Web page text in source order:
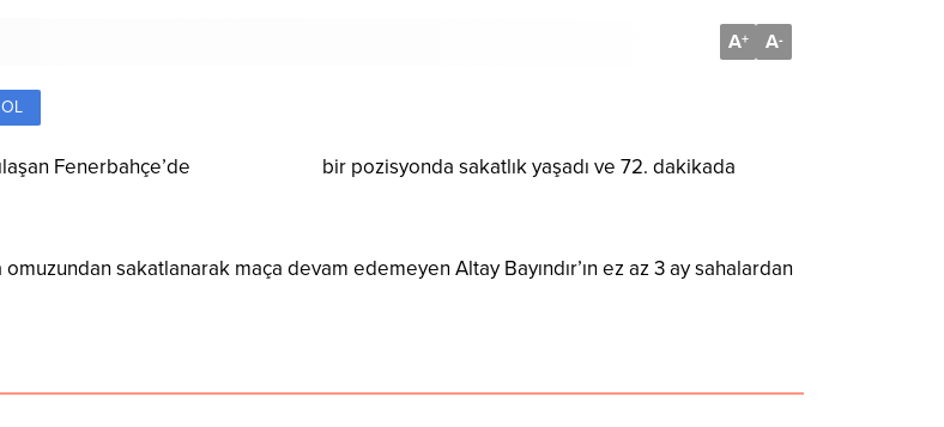
A+ A-
Fenerbahçe’de
bir pozisyonda sakatlık yaşadı ve 72. dakikada
sakatlanarak maça devam edemeyen Altay Bayındır’ın ez az 3 ay sahalardan